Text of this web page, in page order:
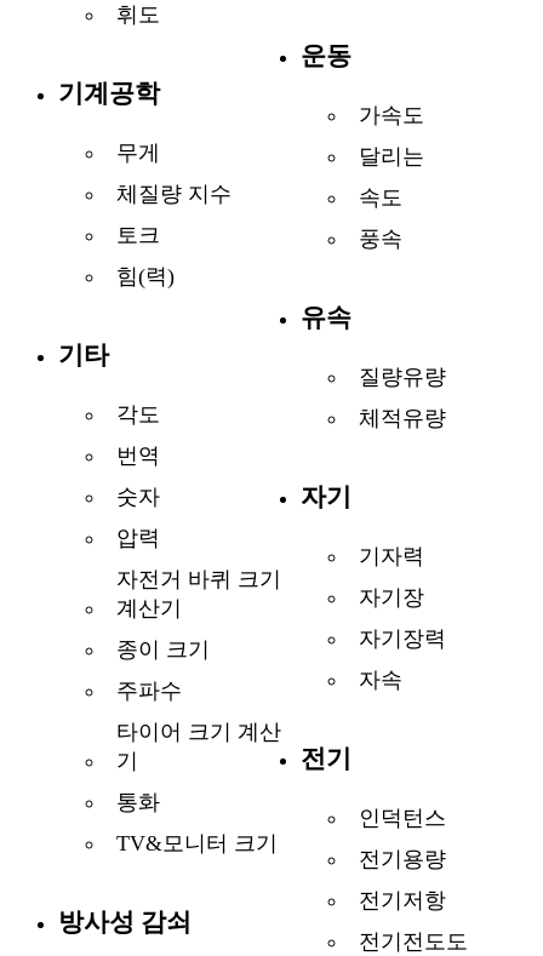
휘도
기계공학
무게
체질량 지수
토크
힘(력)
기타
각도
번역
숫자
압력
자전거 바퀴 크기
계산기
종이 크기
주파수
타이어 크기 계산
기
통화
TV&모니터 크기
방사성 감쇠
운동
가속도
달리는
속도
풍속
유속
질량유량
체적유량
자기
기자력
자기장
자기장력
자속
전기
인덕턴스
전기용량
전기저항
전기전도도